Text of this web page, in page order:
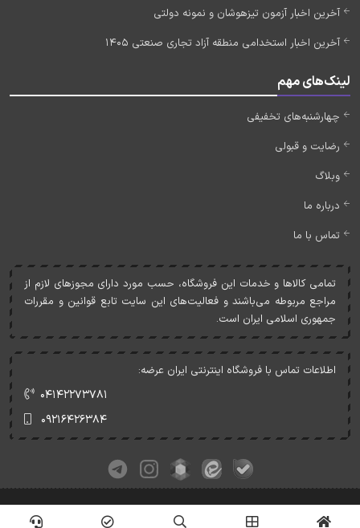
آخرین اخبار آزمون تیزهوشان و نمونه دولتی
آخرین اخبار استخدامی منطقه آزاد تجاری صنعتی 1405
لینک‌های مهم
چهارشنبه‌های تخفیفی
رضایت و قبولی
وبلاگ
درباره ما
تماس با ما
تمامی کالاها و خدمات اين فروشگاه، حسب مورد دارای مجوزهای لازم از
مراجع مربوطه می‌باشند و فعاليت‌های اين سايت تابع قوانين و مقررات
جمهوری اسلامی ايران است.
اطلاعات تماس با فروشگاه اینترنتی ایران عرضه:
۰۴۱۴۲۲۷۳۷۸۱
۰۹۲۱۶۴۲۶۳۸۴
کلیه حقوق این وبسایت متعلق به ایران عرضه می‌باشد.